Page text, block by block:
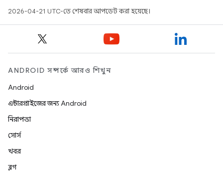
2026-04-21 UTC-তে শেষবার আপডেট করা হয়েছে।
ANDROID সম্পর্কে আরও শিখুন
Android
এন্টারপ্রাইজের জন্য Android
নিরাপত্তা
সোর্স
খবর
ব্লগ